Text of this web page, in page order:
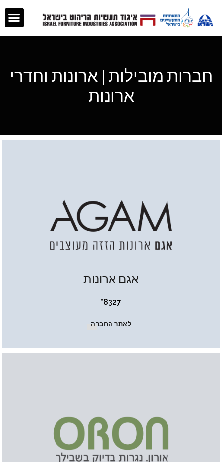
חברות מובילות | ארונות וחדרי
ארונות
אגם ארונות
8327*
לאתר החברה